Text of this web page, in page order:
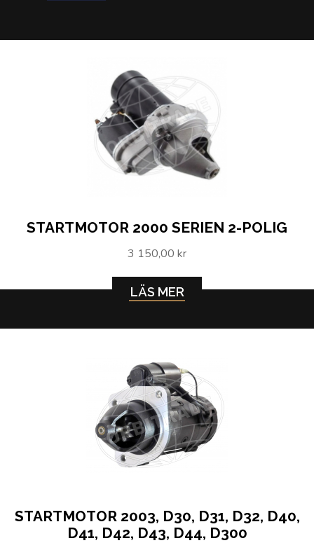
STARTMOTOR 2000 SERIEN 2-POLIG
3 150,00 kr
LÄS MER
STARTMOTOR 2003, D30, D31, D32, D40,
D41, D42, D43, D44, D300